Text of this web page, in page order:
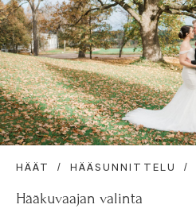
HÄÄT HÄÄSUNNITTELU
Hääkuvaajan valinta